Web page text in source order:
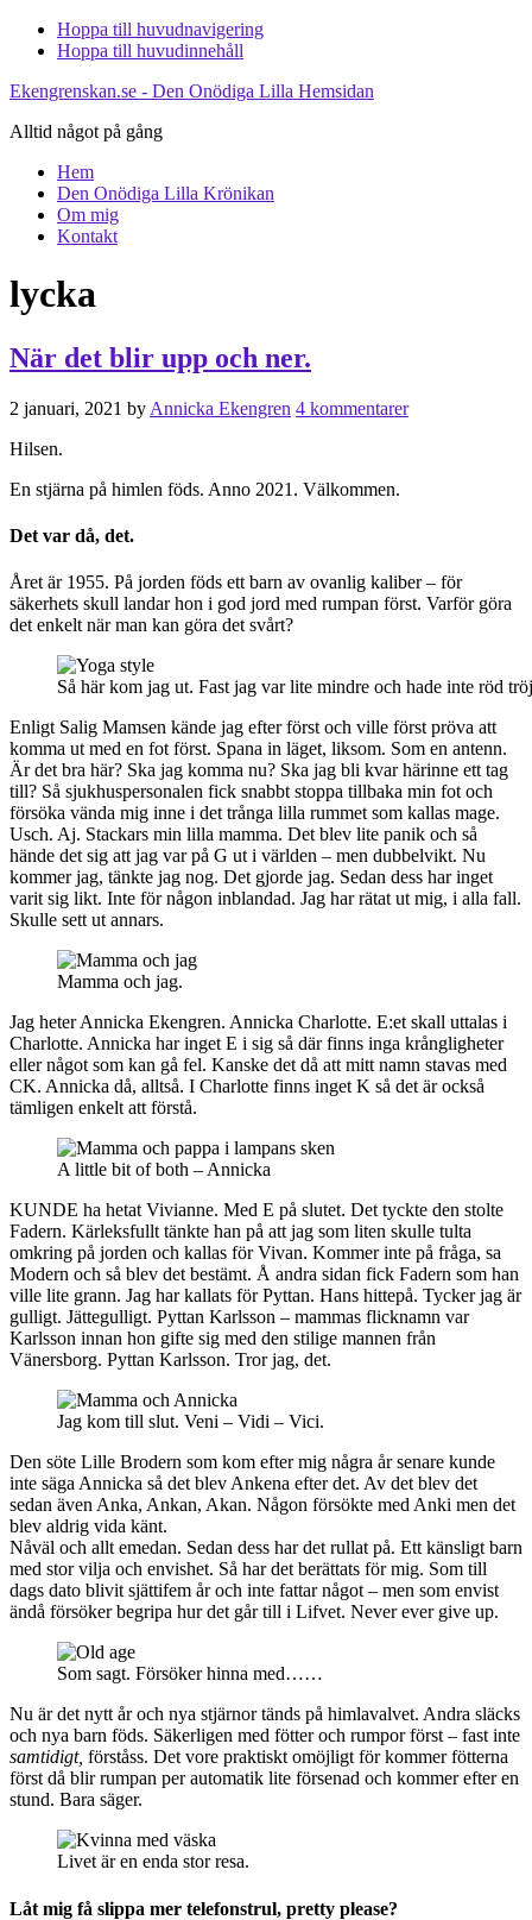
Hoppa till huvudnavigering
Hoppa till huvudinnehåll
Ekengrenskan.se - Den Onödiga Lilla Hemsidan
Alltid något på gång
Hem
Den Onödiga Lilla Krönikan
Om mig
Kontakt
lycka
När det blir upp och ner.
2 januari, 2021 by Annicka Ekengren 4 kommentarer
Hilsen.
En stjärna på himlen föds. Anno 2021. Välkommen.
Det var då, det.
Året är 1955. På jorden föds ett barn av ovanlig kaliber – för
säkerhets skull landar hon i god jord med rumpan först. Varför göra
det enkelt när man kan göra det svårt?
Så här kom jag ut. Fast jag var lite mindre och hade inte röd
Enligt Salig Mamsen kände jag efter först och ville först pröva att
komma ut med en fot först. Spana in läget, liksom. Som en antenn.
Är det bra här? Ska jag komma nu? Ska jag bli kvar härinne ett tag
till? Så sjukhuspersonalen fick snabbt stoppa tillbaka min fot och
försöka vända mig inne i det trånga lilla rummet som kallas mage.
Usch. Aj. Stackars min lilla mamma. Det blev lite panik och så
hände det sig att jag var på G ut i världen – men dubbelvikt. Nu
kommer jag, tänkte jag nog. Det gjorde jag. Sedan dess har inget
varit sig likt. Inte för någon inblandad. Jag har rätat ut mig, i alla fall.
Skulle sett ut annars.
Mamma och jag.
Jag heter Annicka Ekengren. Annicka Charlotte. E:et skall uttalas i
Charlotte. Annicka har inget E i sig så där finns inga krångligheter
eller något som kan gå fel. Kanske det då att mitt namn stavas med
CK. Annicka då, alltså. I Charlotte finns inget K så det är också
tämligen enkelt att förstå.
A little bit of both – Annicka
KUNDE ha hetat Vivianne. Med E på slutet. Det tyckte den stolte
Fadern. Kärleksfullt tänkte han på att jag som liten skulle tulta
omkring på jorden och kallas för Vivan. Kommer inte på fråga, sa
Modern och så blev det bestämt. Å andra sidan fick Fadern som han
ville lite grann. Jag har kallats för Pyttan. Hans hittepå. Tycker jag är
gulligt. Jättegulligt. Pyttan Karlsson – mammas flicknamn var
Karlsson innan hon gifte sig med den stilige mannen från
Vänersborg. Pyttan Karlsson. Tror jag, det.
Jag kom till slut. Veni – Vidi – Vici.
Den söte Lille Brodern som kom efter mig några år senare kunde
inte säga Annicka så det blev Ankena efter det. Av det blev det
sedan även Anka, Ankan, Akan. Någon försökte med Anki men det
blev aldrig vida känt.
Nåväl och allt emedan. Sedan dess har det rullat på. Ett känsligt barn
med stor vilja och envishet. Så har det berättats för mig. Som till
dags dato blivit sjättifem år och inte fattar något – men som envist
ändå försöker begripa hur det går till i Lifvet. Never ever give up.
Som sagt. Försöker hinna med……
Nu är det nytt år och nya stjärnor tänds på himlavalvet. Andra släcks
och nya barn föds. Säkerligen med fötter och rumpor först – fast inte
samtidigt, förståss. Det vore praktiskt omöjligt för kommer fötterna
först då blir rumpan per automatik lite försenad och kommer efter en
stund. Bara säger.
Livet är en enda stor resa.
Låt mig få slippa mer telefonstrul, pretty please?